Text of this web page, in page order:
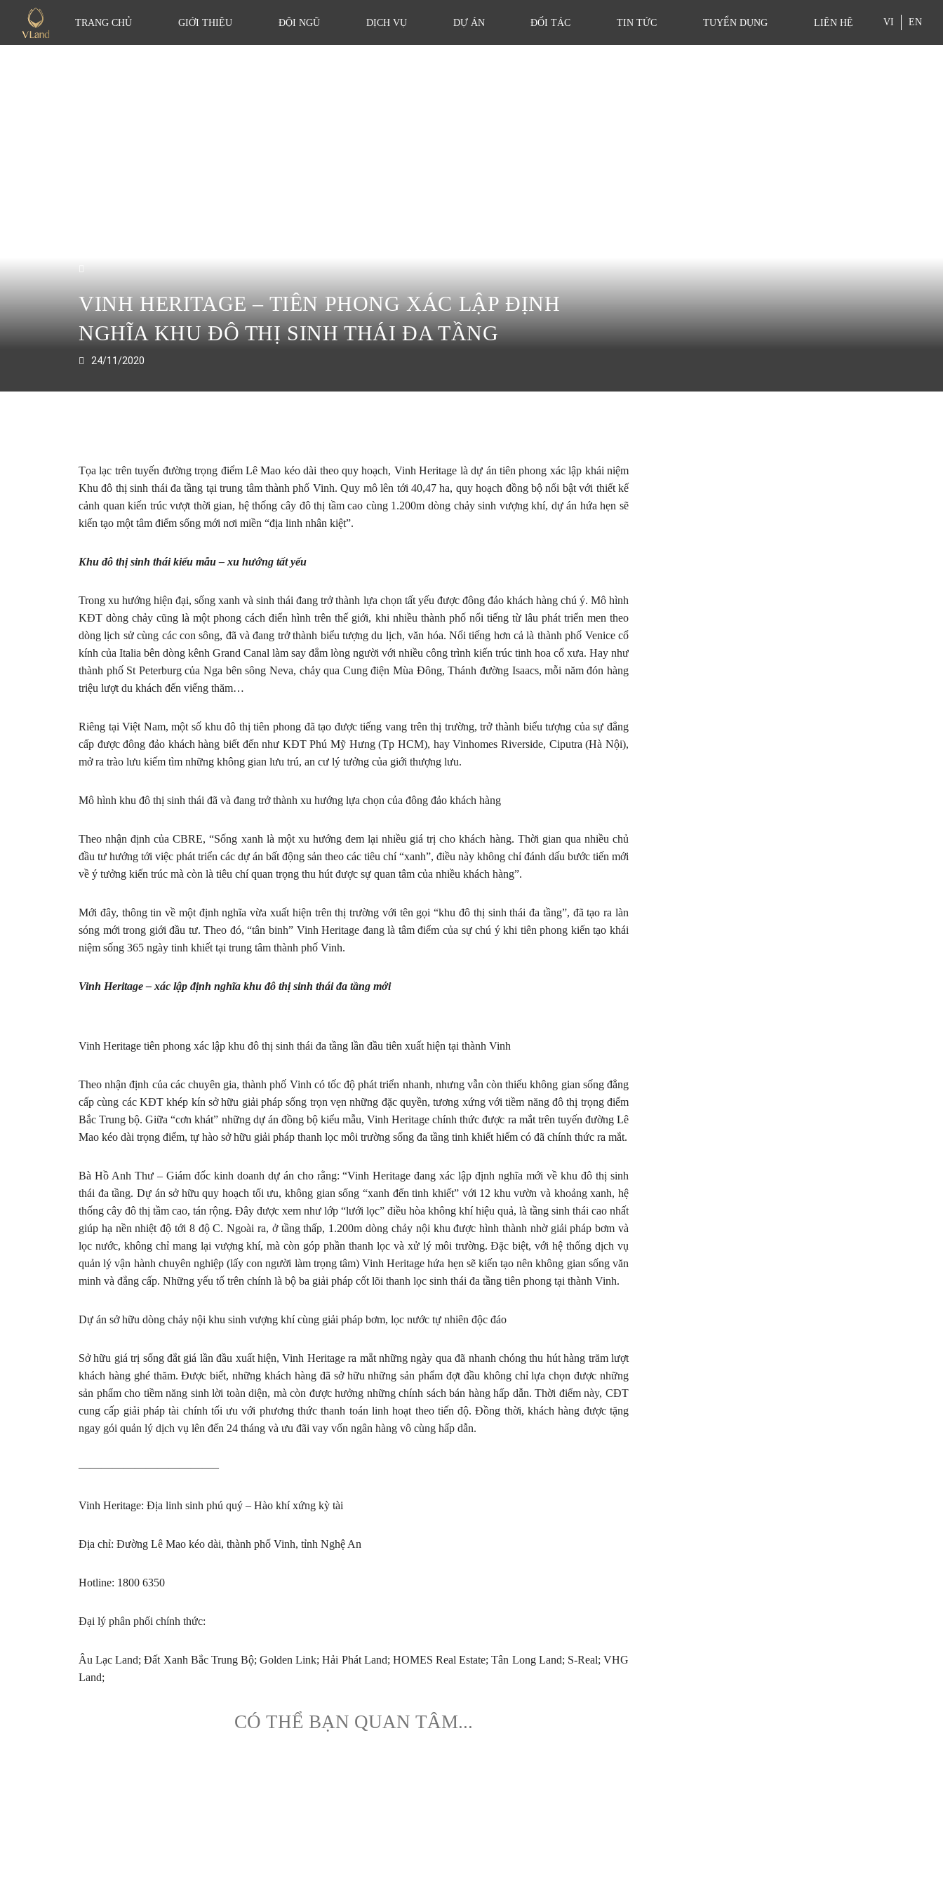
TRANG CHỦ GIỚI THIỆU ĐỘI NGŨ DỊCH VỤ DỰ ÁN ĐỐI TÁC TIN TỨC TUYỂN DỤNG LIÊN HỆ VI EN
VINH HERITAGE – TIÊN PHONG XÁC LẬP ĐỊNH
NGHĨA KHU ĐÔ THỊ SINH THÁI ĐA TẦNG
24/11/2020
Tọa lạc trên tuyến đường trọng điểm Lê Mao kéo dài theo quy hoạch, Vinh Heritage là dự án tiên phong xác lập khái niệm
Khu đô thị sinh thái đa tầng tại trung tâm thành phố Vinh. Quy mô lên tới 40,47 ha, quy hoạch đồng bộ nổi bật với thiết kế
cảnh quan kiến trúc vượt thời gian, hệ thống cây đô thị tầm cao cùng 1.200m dòng chảy sinh vượng khí, dự án hứa hẹn sẽ
kiến tạo một tâm điểm sống mới nơi miền “địa linh nhân kiệt”.
Khu đô thị sinh thái kiểu mẫu – xu hướng tất yếu
Trong xu hướng hiện đại, sống xanh và sinh thái đang trở thành lựa chọn tất yếu được đông đảo khách hàng chú ý. Mô hình
KĐT dòng chảy cũng là một phong cách điển hình trên thế giới, khi nhiều thành phố nổi tiếng từ lâu phát triển men theo
dòng lịch sử cùng các con sông, đã và đang trở thành biểu tượng du lịch, văn hóa. Nổi tiếng hơn cả là thành phố Venice cổ
kính của Italia bên dòng kênh Grand Canal làm say đắm lòng người với nhiều công trình kiến trúc tinh hoa cổ xưa. Hay như
thành phố St Peterburg của Nga bên sông Neva, chảy qua Cung điện Mùa Đông, Thánh đường Isaacs, mỗi năm đón hàng
triệu lượt du khách đến viếng thăm…
Riêng tại Việt Nam, một số khu đô thị tiên phong đã tạo được tiếng vang trên thị trường, trở thành biểu tượng của sự đẳng
cấp được đông đảo khách hàng biết đến như KĐT Phú Mỹ Hưng (Tp HCM), hay Vinhomes Riverside, Ciputra (Hà Nội),
mở ra trào lưu kiếm tìm những không gian lưu trú, an cư lý tưởng của giới thượng lưu.
Mô hình khu đô thị sinh thái đã và đang trở thành xu hướng lựa chọn của đông đảo khách hàng
Theo nhận định của CBRE, “Sống xanh là một xu hướng đem lại nhiều giá trị cho khách hàng. Thời gian qua nhiều chủ
đầu tư hướng tới việc phát triển các dự án bất động sản theo các tiêu chí “xanh”, điều này không chỉ đánh dấu bước tiến mới
về ý tưởng kiến trúc mà còn là tiêu chí quan trọng thu hút được sự quan tâm của nhiều khách hàng”.
Mới đây, thông tin về một định nghĩa vừa xuất hiện trên thị trường với tên gọi “khu đô thị sinh thái đa tầng”, đã tạo ra làn
sóng mới trong giới đầu tư. Theo đó, “tân binh” Vinh Heritage đang là tâm điểm của sự chú ý khi tiên phong kiến tạo khái
niệm sống 365 ngày tinh khiết tại trung tâm thành phố Vinh.
Vinh Heritage – xác lập định nghĩa khu đô thị sinh thái đa tầng mới
Vinh Heritage tiên phong xác lập khu đô thị sinh thái đa tầng lần đầu tiên xuất hiện tại thành Vinh
Theo nhận định của các chuyên gia, thành phố Vinh có tốc độ phát triển nhanh, nhưng vẫn còn thiếu không gian sống đẳng
cấp cùng các KĐT khép kín sở hữu giải pháp sống trọn vẹn những đặc quyền, tương xứng với tiềm năng đô thị trọng điểm
Bắc Trung bộ. Giữa “cơn khát” những dự án đồng bộ kiểu mẫu, Vinh Heritage chính thức được ra mắt trên tuyến đường Lê
Mao kéo dài trọng điểm, tự hào sở hữu giải pháp thanh lọc môi trường sống đa tầng tinh khiết hiếm có đã chính thức ra mắt.
Bà Hồ Anh Thư – Giám đốc kinh doanh dự án cho rằng: “Vinh Heritage đang xác lập định nghĩa mới về khu đô thị sinh
thái đa tầng. Dự án sở hữu quy hoạch tối ưu, không gian sống “xanh đến tinh khiết” với 12 khu vườn và khoảng xanh, hệ
thống cây đô thị tầm cao, tán rộng. Đây được xem như lớp “lưới lọc” điều hòa không khí hiệu quả, là tầng sinh thái cao nhất
giúp hạ nền nhiệt độ tới 8 độ C. Ngoài ra, ở tầng thấp, 1.200m dòng chảy nội khu được hình thành nhờ giải pháp bơm và
lọc nước, không chỉ mang lại vượng khí, mà còn góp phần thanh lọc và xử lý môi trường. Đặc biệt, với hệ thống dịch vụ
quản lý vận hành chuyên nghiệp (lấy con người làm trọng tâm) Vinh Heritage hứa hẹn sẽ kiến tạo nên không gian sống văn
minh và đẳng cấp. Những yếu tố trên chính là bộ ba giải pháp cốt lõi thanh lọc sinh thái đa tầng tiên phong tại thành Vinh.
Dự án sở hữu dòng chảy nội khu sinh vượng khí cùng giải pháp bơm, lọc nước tự nhiên độc đáo
Sở hữu giá trị sống đắt giá lần đầu xuất hiện, Vinh Heritage ra mắt những ngày qua đã nhanh chóng thu hút hàng trăm lượt
khách hàng ghé thăm. Được biết, những khách hàng đã sở hữu những sản phẩm đợt đầu không chỉ lựa chọn được những
sản phẩm cho tiềm năng sinh lời toàn diện, mà còn được hưởng những chính sách bán hàng hấp dẫn. Thời điểm này, CĐT
cung cấp giải pháp tài chính tối ưu với phương thức thanh toán linh hoạt theo tiến độ. Đồng thời, khách hàng được tặng
ngay gói quản lý dịch vụ lên đến 24 tháng và ưu đãi vay vốn ngân hàng vô cùng hấp dẫn.
————————————–
Vinh Heritage: Địa linh sinh phú quý – Hào khí xứng kỳ tài
Địa chỉ: Đường Lê Mao kéo dài, thành phố Vinh, tỉnh Nghệ An
Hotline: 1800 6350
Đại lý phân phối chính thức:
Âu Lạc Land; Đất Xanh Bắc Trung Bộ; Golden Link; Hải Phát Land; HOMES Real Estate; Tân Long Land; S-Real; VHG
Land;
CÓ THỂ BẠN QUAN TÂM...
Kính chúc quý khách sức khoẻ và thành công!